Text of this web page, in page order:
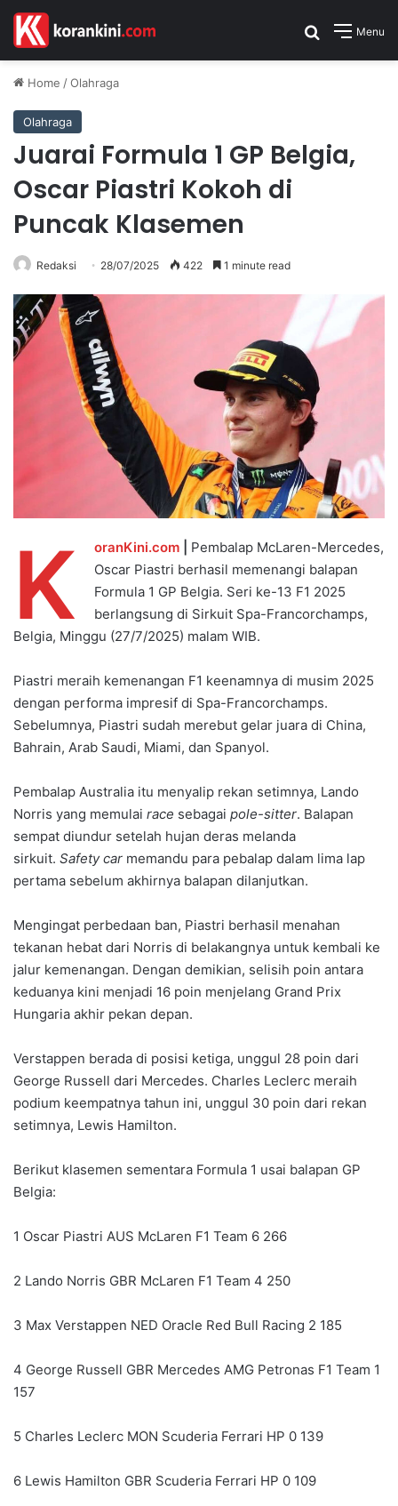
Menu
Search for
Home /Olahraga
Olahraga
Juarai Formula 1 GP Belgia,
Oscar Piastri Kokoh di
Puncak Klasemen
Redaksi 28/07/2025 422 1 minute read
K oranKini.com
Pembalap McLaren-Mercedes,
Oscar Piastri berhasil memenangi balapan
Formula 1 GP Belgia. Seri ke-13 F1 2025
berlangsung di Sirkuit Spa-Francorchamps,
Belgia, Minggu (27/7/2025) malam WIB.
Piastri meraih kemenangan F1 keenamnya di musim 2025
dengan performa impresif di Spa-Francorchamps.
Sebelumnya, Piastri sudah merebut gelar juara di China,
Bahrain, Arab Saudi, Miami, dan Spanyol.
Pembalap Australia itu menyalip rekan setimnya, Lando
Norris yang memulai race sebagai pole-sitter. Balapan
sempat diundur setelah hujan deras melanda
sirkuit. Safety car memandu para pebalap dalam lima lap
pertama sebelum akhirnya balapan dilanjutkan.
Mengingat perbedaan ban, Piastri berhasil menahan
tekanan hebat dari Norris di belakangnya untuk kembali ke
jalur kemenangan. Dengan demikian, selisih poin antara
keduanya kini menjadi 16 poin menjelang Grand Prix
Hungaria akhir pekan depan.
Verstappen berada di posisi ketiga, unggul 28 poin dari
George Russell dari Mercedes. Charles Leclerc meraih
podium keempatnya tahun ini, unggul 30 poin dari rekan
setimnya, Lewis Hamilton.
Berikut klasemen sementara Formula 1 usai balapan GP
Belgia:
1 Oscar Piastri AUS McLaren F1 Team 6 266
2 Lando Norris GBR McLaren F1 Team 4 250
3 Max Verstappen NED Oracle Red Bull Racing 2 185
4 George Russell GBR Mercedes AMG Petronas F1 Team 1
157
5 Charles Leclerc MON Scuderia Ferrari HP 0 139
6 Lewis Hamilton GBR Scuderia Ferrari HP 0 109